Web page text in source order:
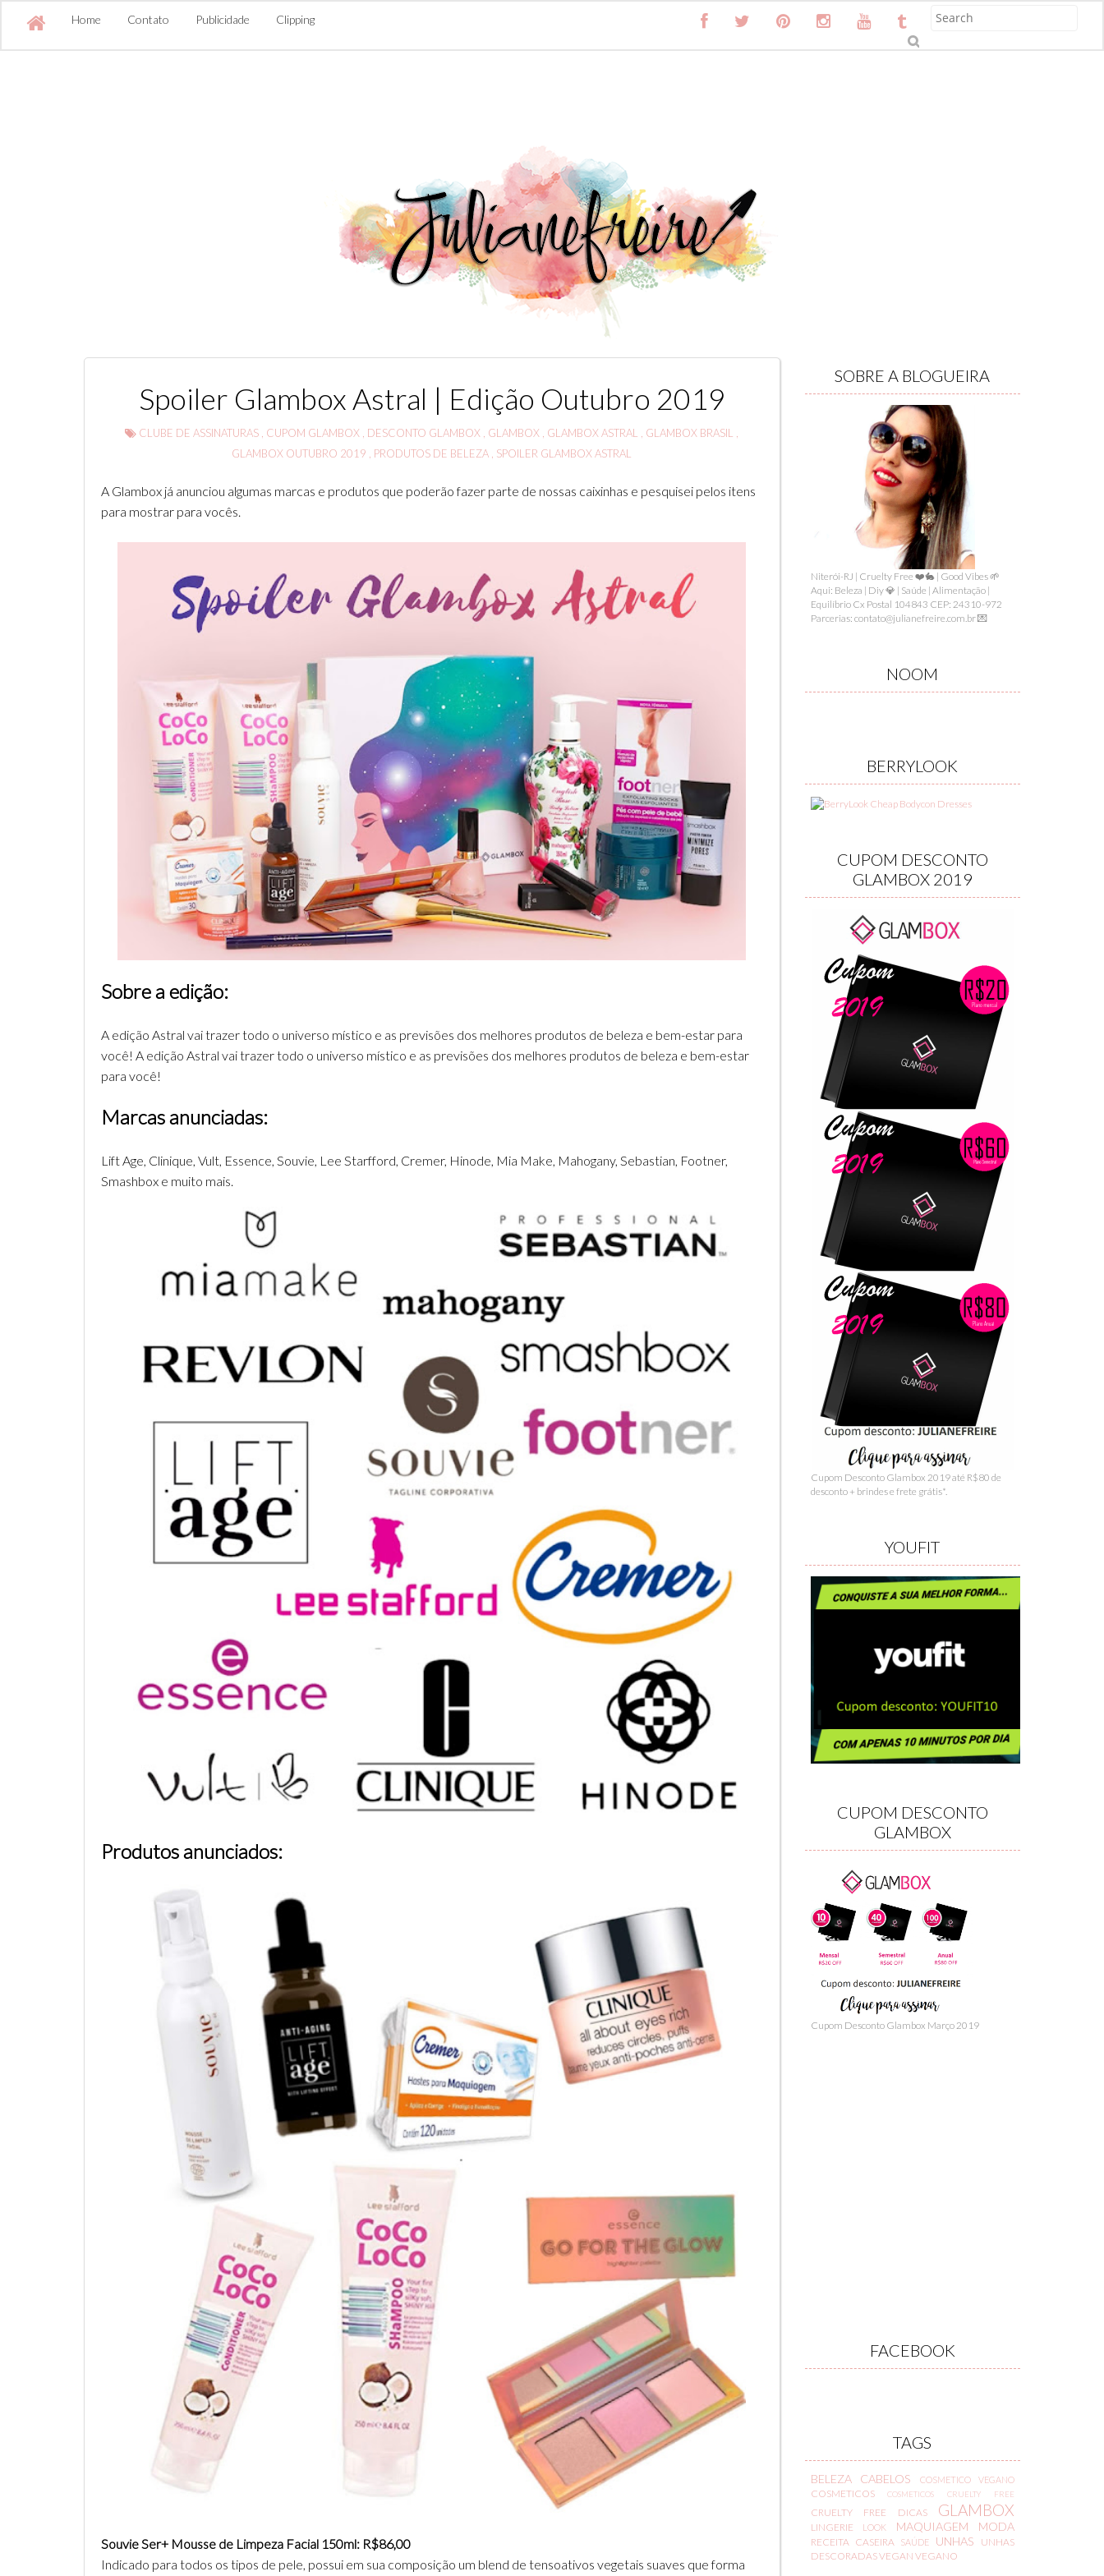
Home Contato Publicidade Clipping
S
Spoiler Glambox Astral | Edição Outubro 2019
CLUBE DE ASSINATURAS CUPOM GLAMBOX DESCONTO GLAMBOX GLAMBOX GLAMBOX ASTRAL GLAMBOX BRASIL
GLAMBOX OUTUBRO 2019
PRODUTOS DE BELEZA SPOILER GLAMBOX ASTRAL
A Glambox já anunciou algumas marcas e produtos que poderão fazer parte de nossas caixinhas e pesquisei pelos itens
para mostrar para vocês.
Sobre a edição:
A edição Astral vai trazer todo o universo místico e as previsões dos melhores produtos de beleza e bem-estar para
você! A edição Astral vai trazer todo o universo místico e as previsões dos melhores produtos de beleza e bem-estar
para você!
Marcas anunciadas:
Lift Age, Clinique, Vult, Essence, Souvie, Lee Starfford, Cremer, Hinode, Mia Make, Mahogany, Sebastian, Footner,
Smashbox e muito mais.
Produtos anunciados:
Souvie Ser+ Mousse de Limpeza Facial 150ml: R$86,00
Indicado para todos os tipos de pele, possui em sua composição um blend de tensoativos vegetais suaves que forma
SOBRE A BLOGUEIRA
Niterói-RJ | Cruelty Free ❤️🐇 | Good Vibes 🌱
Aqui: Beleza | Diy 💎 | Saúde | Alimentação |
Equilíbrio Cx Postal 104843 CEP: 24310-972
Parcerias: contato@julianefreire.com.br 💌
NOOM
BERRYLOOK
CUPOM DESCONTO
GLAMBOX 2019
Cupom Desconto Glambox 2019 até R$80 de
desconto + brindes e frete grátis*.
YOUFIT
CUPOM DESCONTO
GLAMBOX
Cupom Desconto Glambox Março 2019
FACEBOOK
TAGS
BELEZA CABELOS COSMETICO VEGANO
COSMETICOSCOSMETICOS CRUELTY FREE
CRUELTY FREE DICAS GLAMBOX
LINGERIE LOOK MAQUIAGEM MODA
RECEITA CASEIRA SAÚDE UNHAS
UNHAS
DESCORADASVEGAN VEGANO